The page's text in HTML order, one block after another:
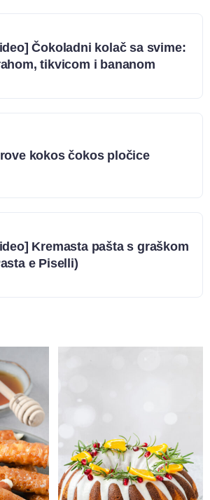
Čokoladni kolač sa svime:
tikvicom i bananom
kokos čokos pločice
Kremasta pašta s graškom
e Piselli)